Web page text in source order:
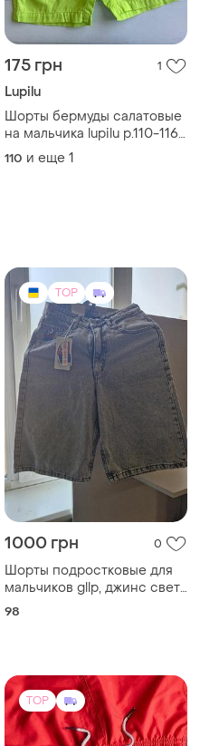
175 грн 1
Lupilu
Шорты бермуды салатовые
на мальчика lupilu р.110-116
(4-6 лет)
110 и еще 1
TOP
1000 грн 0
Шорты подростковые для
мальчиков gllp, джинс свет
серый 28 размер
98
TOP